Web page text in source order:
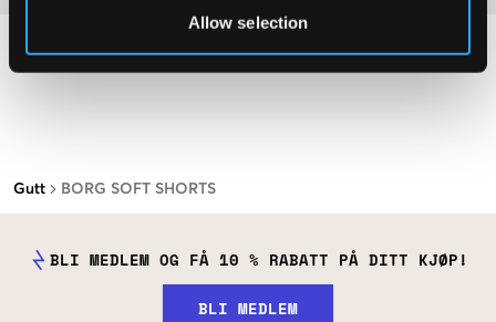
Allow selection
Gutt BORG SOFT SHORTS
BLI MEDLEM OG FÅ 10 % RABATT PÅ DITT KJØP!
BLI MEDLEM